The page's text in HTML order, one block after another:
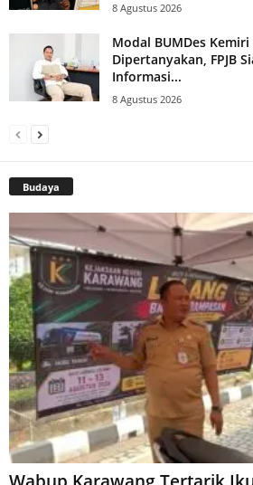
8 Agustus 2026
Modal BUMDes
Dipertanyakan, FPJB
Informasi...
8 Agustus 2026
Budaya